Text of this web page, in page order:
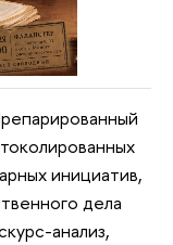
инициатив,
дела
анализ,